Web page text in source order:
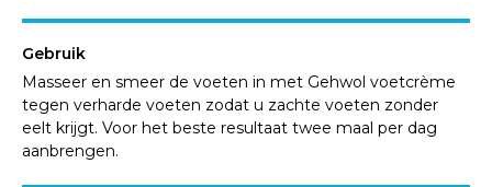
Gebruik
Masseer en smeer de voeten in met Gehwol voetcrème
tegen verharde voeten zodat u zachte voeten zonder
eelt krijgt. Voor het beste resultaat twee maal per dag
aanbrengen.